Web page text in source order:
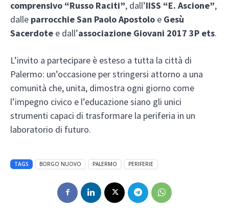
comprensivo “Russo Raciti”, dall’IISS “E. Ascione”,
dalle parrocchie San Paolo Apostolo e Gesù
Sacerdote e dall’associazione Giovani 2017 3P ets.
L’invito a partecipare è esteso a tutta la città di
Palermo: un’occasione per stringersi attorno a una
comunità che, unita, dimostra ogni giorno come
l’impegno civico e l’educazione siano gli unici
strumenti capaci di trasformare la periferia in un
laboratorio di futuro.
TAGS BORGO NUOVO PALERMO PERIFERIE